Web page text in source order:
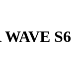
S6